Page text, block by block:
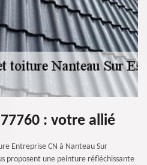
: votre allié
Entreprise CN à Nanteau Sur
proposent une peinture réfléchissante